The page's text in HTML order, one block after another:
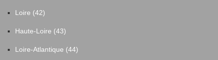
Loire (42)
Haute-Loire (43)
Loire-Atlantique (44)